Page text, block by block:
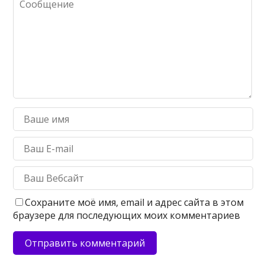
Сохраните моё имя, email и адрес сайта в этом
браузере для последующих моих комментариев